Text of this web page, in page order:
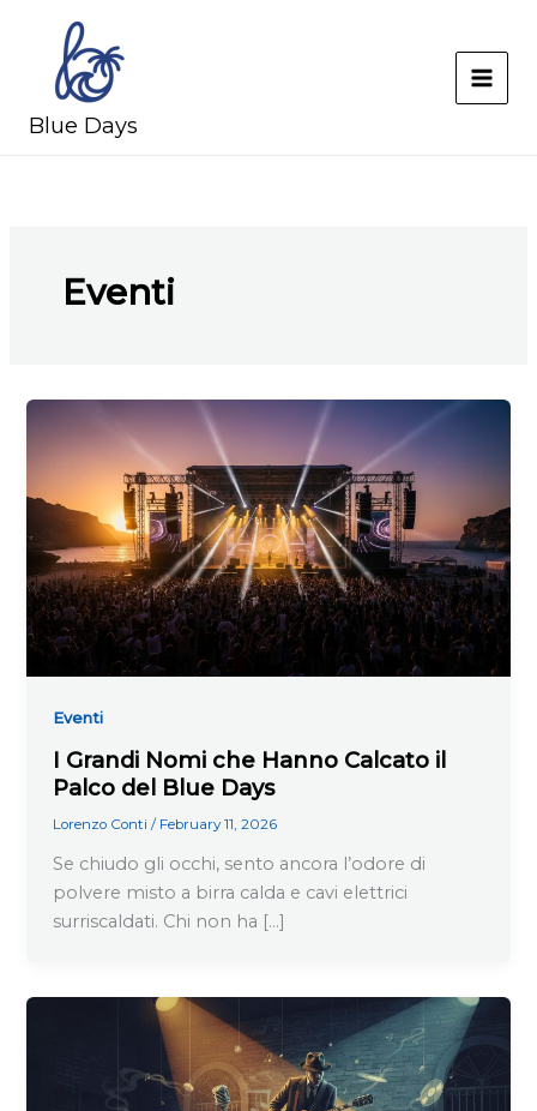
content
Blue Days
MAIN
Eventi
Eventi
I Grandi Nomi che Hanno Calcato il
Palco del Blue Days
Lorenzo Conti/ February 11, 2026
Se chiudo gli occhi, sento ancora l’odore di
polvere misto a birra calda e cavi elettrici
surriscaldati. Chi non ha […]